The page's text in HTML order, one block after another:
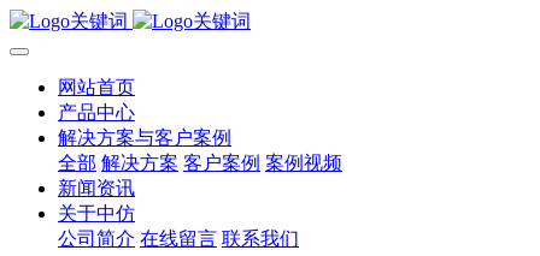
网站首页
产品中心
解决方案与客户案例
全部 解决方案 客户案例 案例视频
新闻资讯
关于中仿
公司简介 在线留言 联系我们